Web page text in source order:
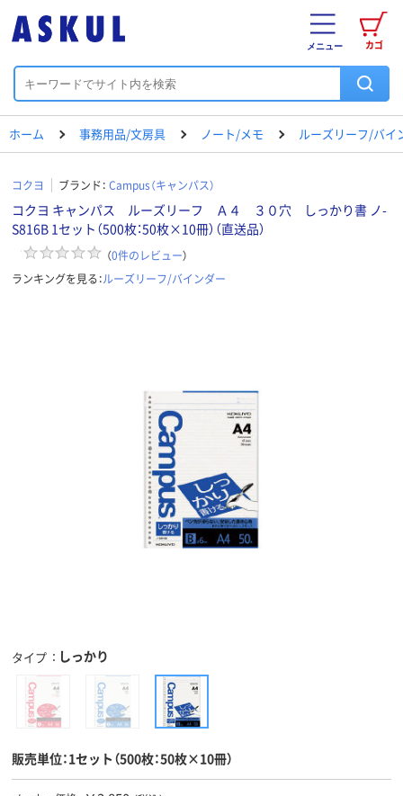
カゴ
メニュー
ホーム 事務用品/文房具 ノート/メモ ルーズリーフ/バイ
コクヨ ブランド： Campus（キャンパス）
コクヨ キャンパス ルーズリーフ Ａ４ ３０穴 しっかり書 ノ-
S816B 1セット（500枚：50枚×10冊）（直送品）
（0件のレビュー）
ランキングを見る：ルーズリーフ/バインダー
タイプ しっかり
販売単位：1セット（500枚：50枚×10冊）